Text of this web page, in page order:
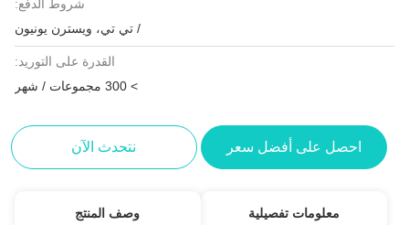
شروط الدفع:
/ تي تي، ويسترن يونيون
القدرة على التوريد:
> 300 مجموعات / شهر
احصل على أفضل سعر نتحدث الآن
معلومات تفصيلية وصف المنتج